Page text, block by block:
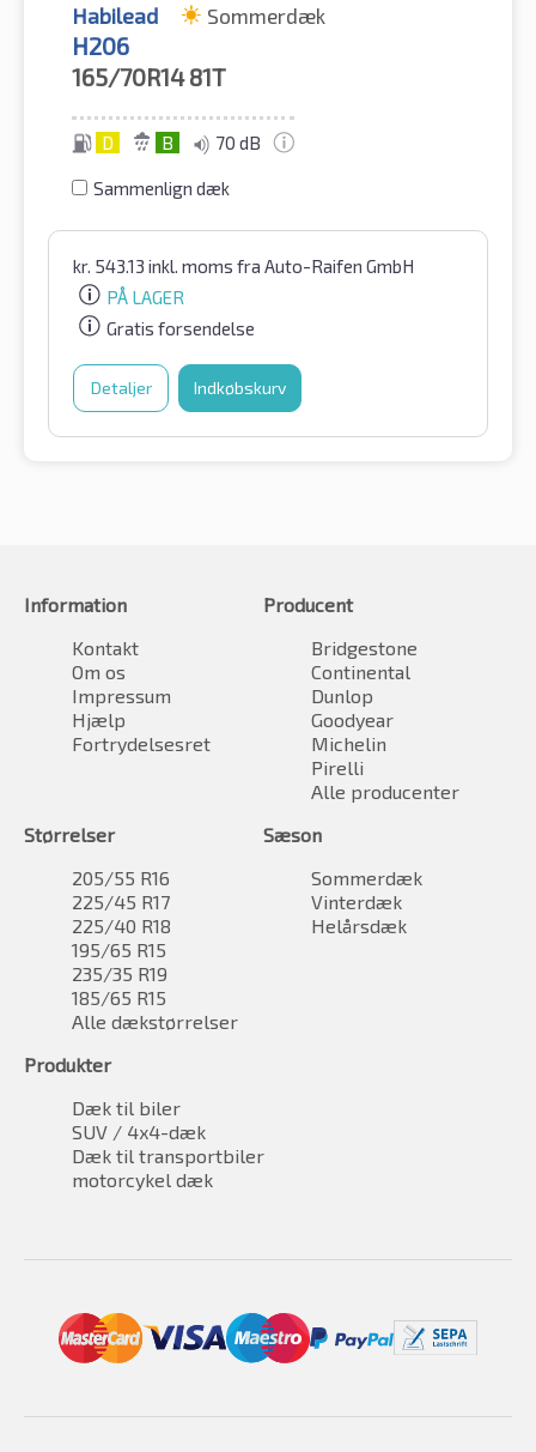
Habilead Sommerdæk
H206
165/70R14 81T
D B 70 dB
Sammenlign dæk
kr. 543.13 inkl. moms fra Auto-Raifen GmbH
PÅ LAGER
Gratis forsendelse
Detaljer Indkøbskurv
Information
Kontakt
Om os
Impressum
Hjælp
Fortrydelsesret
Producent
Bridgestone
Continental
Dunlop
Goodyear
Michelin
Pirelli
Alle producenter
Størrelser
205/55 R16
225/45 R17
225/40 R18
195/65 R15
235/35 R19
185/65 R15
Alle dækstørrelser
Sæson
Sommerdæk
Vinterdæk
Helårsdæk
Produkter
Dæk til biler
SUV / 4x4-dæk
Dæk til transportbiler
motorcykel dæk